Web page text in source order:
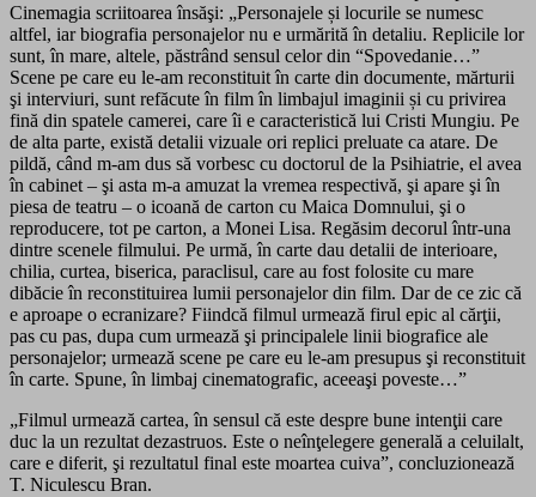
Cinemagia scriitoarea însăşi: „Personajele și locurile se numesc
altfel, iar biografia personajelor nu e urmărită în detaliu. Replicile lor
sunt, în mare, altele, păstrând sensul celor din “Spovedanie…”
Scene pe care eu le-am reconstituit în carte din documente, mărturii
şi interviuri, sunt refăcute în film în limbajul imaginii și cu privirea
fină din spatele camerei, care îi e caracteristică lui Cristi Mungiu. Pe
de alta parte, există detalii vizuale ori replici preluate ca atare. De
pildă, când m-am dus să vorbesc cu doctorul de la Psihiatrie, el avea
în cabinet – şi asta m-a amuzat la vremea respectivă, şi apare şi în
piesa de teatru – o icoană de carton cu Maica Domnului, şi o
reproducere, tot pe carton, a Monei Lisa. Regăsim decorul într-una
dintre scenele filmului. Pe urmă, în carte dau detalii de interioare,
chilia, curtea, biserica, paraclisul, care au fost folosite cu mare
dibăcie în reconstituirea lumii personajelor din film. Dar de ce zic că
e aproape o ecranizare? Fiindcă filmul urmează firul epic al cărţii,
pas cu pas, dupa cum urmează şi principalele linii biografice ale
personajelor; urmează scene pe care eu le-am presupus şi reconstituit
în carte. Spune, în limbaj cinematografic, aceeaşi poveste…”
„Filmul urmează cartea, în sensul că este despre bune intenţii care
duc la un rezultat dezastruos. Este o neînţelegere generală a celuilalt,
care e diferit, şi rezultatul final este moartea cuiva”, concluzionează
T. Niculescu Bran.